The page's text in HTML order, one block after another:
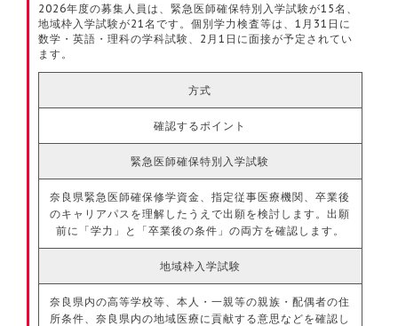
2026年度の募集人員は、緊急医師確保特別入学試験が15名、
地域枠入学試験が21名です。個別学力検査等は、1月31日に
数学・英語・理科の学科試験、2月1日に面接が予定されてい
ます。
方式
確認するポイント
緊急医師確保特別入学試験
奈良県緊急医師確保修学資金、指定従事医療機関、卒業後
のキャリアパスを理解したうえで出願を検討します。出願
前に「学力」と「卒業後の条件」の両方を確認します。
地域枠入学試験
奈良県内の高等学校等、本人・一親等の親族・配偶者の住
所条件、奈良県内の地域医療に貢献する意思などを確認し